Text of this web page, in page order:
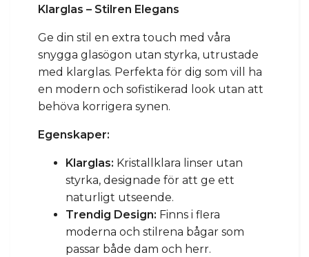
Klarglas – Stilren Elegans
Ge din stil en extra touch med våra
snygga glasögon utan styrka, utrustade
med klarglas. Perfekta för dig som vill ha
en modern och sofistikerad look utan att
behöva korrigera synen.
Egenskaper:
Klarglas: Kristallklara linser utan
styrka, designade för att ge ett
naturligt utseende.
Trendig Design: Finns i flera
moderna och stilrena bågar som
passar både dam och herr.